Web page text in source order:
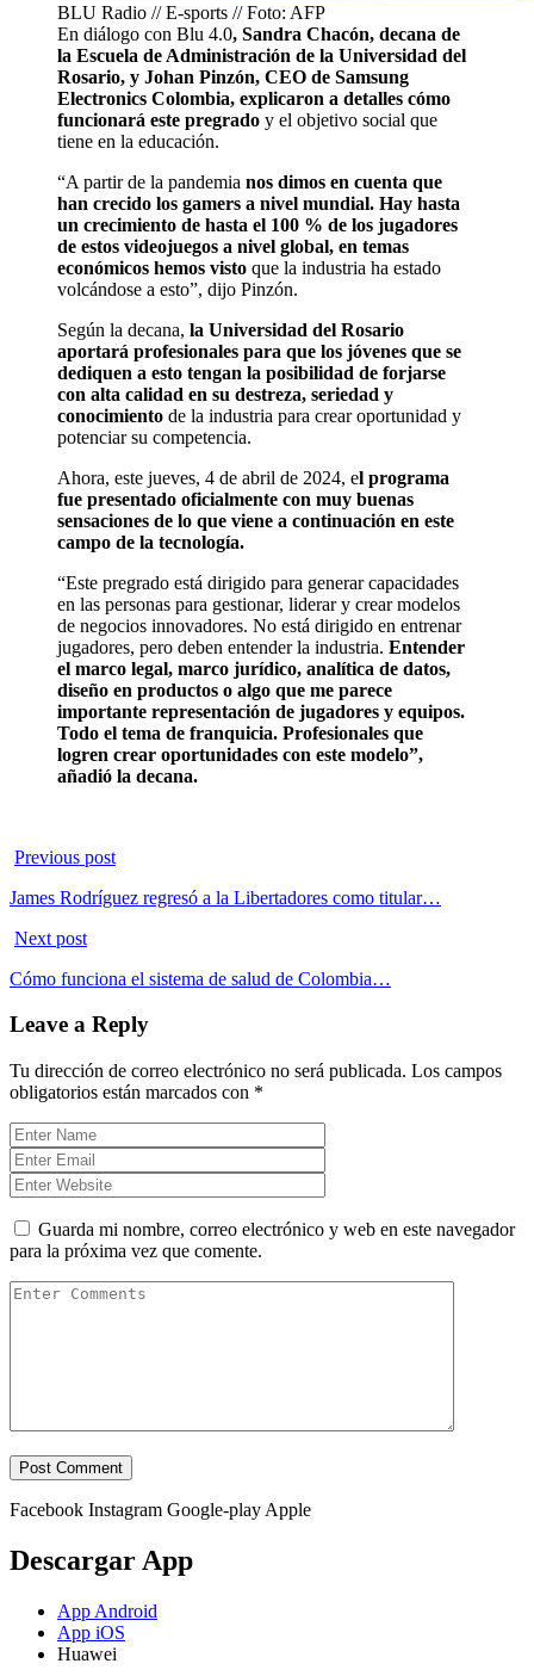
BLU Radio // E-sports // Foto: AFP
En diálogo con Blu 4.0, Sandra Chacón, decana de
la Escuela de Administración de la Universidad del
Rosario, y Johan Pinzón, CEO de Samsung
Electronics Colombia, explicaron a detalles cómo
funcionará este pregrado y el objetivo social que
tiene en la educación.
“A partir de la pandemia nos dimos en cuenta que
han crecido los gamers a nivel mundial. Hay hasta
un crecimiento de hasta el 100 % de los jugadores
de estos videojuegos a nivel global, en temas
económicos hemos visto que la industria ha estado
volcándose a esto”, dijo Pinzón.
Según la decana, la Universidad del Rosario
aportará profesionales para que los jóvenes que se
dediquen a esto tengan la posibilidad de forjarse
con alta calidad en su destreza, seriedad y
conocimiento de la industria para crear oportunidad y
potenciar su competencia.
Ahora, este jueves, 4 de abril de 2024, el programa
fue presentado oficialmente con muy buenas
sensaciones de lo que viene a continuación en este
campo de la tecnología.
“Este pregrado está dirigido para generar capacidades
en las personas para gestionar, liderar y crear modelos
de negocios innovadores. No está dirigido en entrenar
jugadores, pero deben entender la industria. Entender
el marco legal, marco jurídico, analítica de datos,
diseño en productos o algo que me parece
importante representación de jugadores y equipos.
Todo el tema de franquicia. Profesionales que
logren crear oportunidades con este modelo”,
añadió la decana.
Previous post
James Rodríguez regresó a la Libertadores como titular…
Next post
Cómo funciona el sistema de salud de Colombia…
Leave a Reply
Tu dirección de correo electrónico no será publicada. Los campos
obligatorios están marcados con *
Guarda mi nombre, correo electrónico y web en este navegador
para la próxima vez que comente.
Facebook Instagram Google-play Apple
Descargar App
App Android
App iOS
Huawei